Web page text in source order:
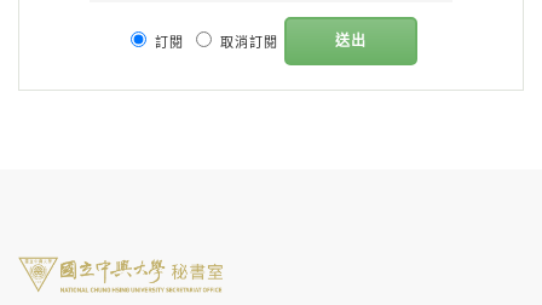
訂閱 取消訂閱 送出